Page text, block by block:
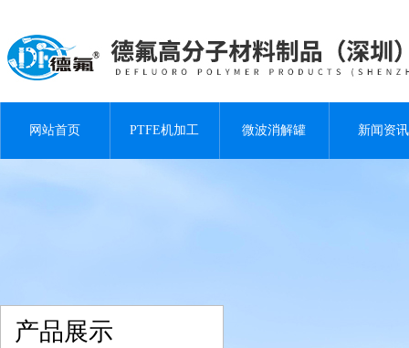
网站首页 PTFE机加工 微波消解罐 新闻资讯
产品展示